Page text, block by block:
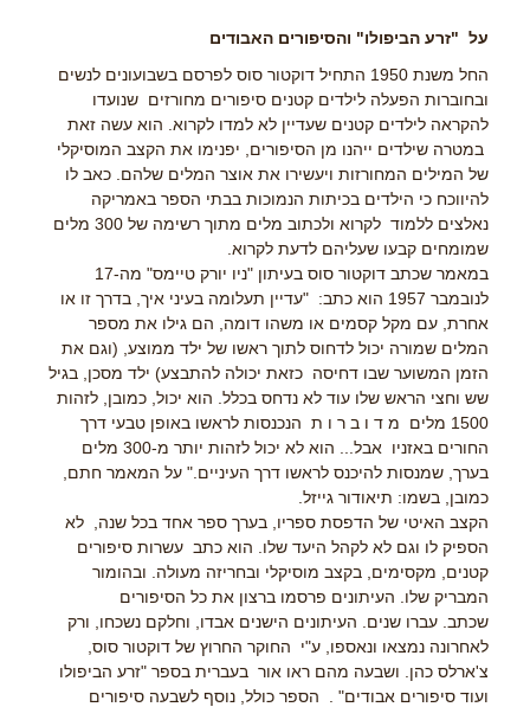
על "זרע הביפולו" והסיפורים האבודים
החל משנת 1950 התחיל דוקטור סוס לפרסם בשבועונים לנשים
ובחוברות הפעלה לילדים קטנים סיפורים מחורזים שנועדו
להקראה לילדים קטנים שעדיין לא למדו לקרוא. הוא עשה זאת
במטרה שילדים ייהנו מן הסיפורים, יפנימו את הקצב המוסיקלי
של המילים המחורזות ויעשירו את אוצר המלים שלהם. כאב לו
להיווכח כי הילדים בכיתות הנמוכות בבתי הספר באמריקה
נאלצים ללמוד לקרוא ולכתוב מלים מתוך רשימה של 300 מלים
שמומחים קבעו שעליהם לדעת לקרוא.
במאמר שכתב דוקטור סוס בעיתון "ניו יורק טיימס" מה-17
לנובמבר 1957 הוא כתב: "עדיין תעלומה בעיני איך, בדרך זו או
אחרת, עם מקל קסמים או משהו דומה, הם גילו את מספר
המלים שמורה יכול לדחוס לתוך ראשו של ילד ממוצע, (וגם את
הזמן המשוער שבו דחיסה כזאת יכולה להתבצע) ילד מסכן, בגיל
שש וחצי הראש שלו עוד לא נדחס בכלל. הוא יכול, כמובן, לזהות
1500 מלים מ ד ו ב ר ו ת הנכנסות לראשו באופן טבעי דרך
החורים באזניו אבל... הוא לא יכול לזהות יותר מ-300 מלים
בערך, שמנסות להיכנס לראשו דרך העיניים." על המאמר חתם,
כמובן, בשמו: תיאודור גייזל.
הקצב האיטי של הדפסת ספריו, בערך ספר אחד בכל שנה, לא
הספיק לו וגם לא לקהל היעד שלו. הוא כתב עשרות סיפורים
קטנים, מקסימים, בקצב מוסיקלי ובחריזה מעולה. ובהומור
המבריק שלו. העיתונים פרסמו ברצון את כל הסיפורים
שכתב. עברו שנים. העיתונים הישנים אבדו, וחלקם נשכחו, ורק
לאחרונה נמצאו ונאספו, ע"י החוקר החרוץ של דוקטור סוס,
צ'ארלס כהן. ושבעה מהם ראו אור בעברית בספר "זרע הביפולו
ועוד סיפורים אבודים" . הספר כולל, נוסף לשבעה סיפורים